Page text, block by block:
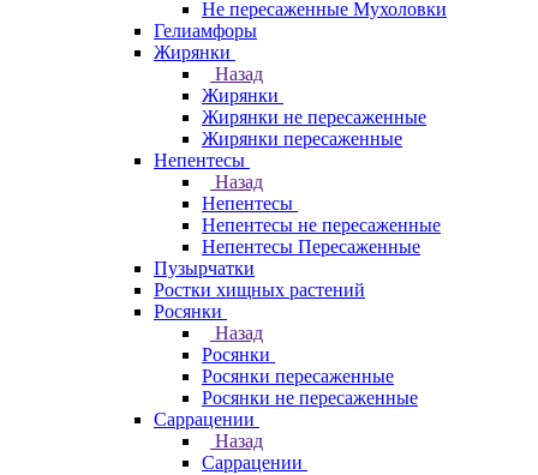
Не пересаженные Мухоловки
Гелиамфоры
Жирянки
Назад
Жирянки
Жирянки не пересаженные
Жирянки пересаженные
Непентесы
Назад
Непентесы
Непентесы не пересаженные
Непентесы Пересаженные
Пузырчатки
Ростки хищных растений
Росянки
Назад
Росянки
Росянки пересаженные
Росянки не пересаженные
Саррацении
Назад
Саррацении